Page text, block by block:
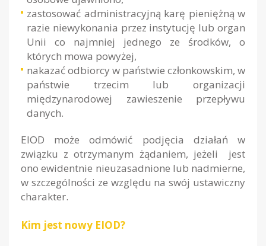
zastosować administracyjną karę pieniężną w
razie niewykonania przez instytucję lub organ
Unii co najmniej jednego ze środków, o
których mowa powyżej,
nakazać odbiorcy w państwie członkowskim, w
państwie trzecim lub organizacji
międzynarodowej zawieszenie przepływu
danych.
EIOD może odmówić podjęcia działań w
związku z otrzymanym żądaniem, jeżeli jest
ono ewidentnie nieuzasadnione lub nadmierne,
w szczególności ze względu na swój ustawiczny
charakter.
Kim jest nowy EIOD?